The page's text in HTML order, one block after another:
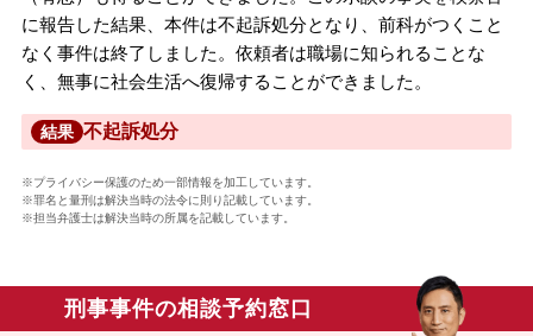
に報告した結果、本件は不起訴処分となり、前科がつくこと
なく事件は終了しました。依頼者は職場に知られることな
く、無事に社会生活へ復帰することができました。
結果 不起訴処分
※プライバシー保護のため一部情報を加工しています。
※罪名と量刑は解決当時の法令に則り記載しています。
※担当弁護士は解決当時の所属を記載しています。
刑事事件の相談予約窓口